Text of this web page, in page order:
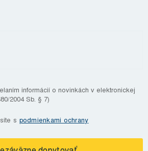
informácií o novinkách v elektronickej
2004 Sb. § 7)
s podmienkami ochrany